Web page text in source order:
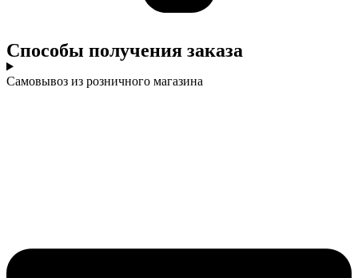
Cпособы получения заказа
Самовывоз из розничного магазина